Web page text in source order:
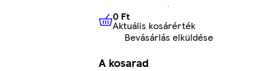
0 FtAktuális kosárérték
0 Ft
Aktuális kosárérték
Bevásárlás elküldése
A kosarad